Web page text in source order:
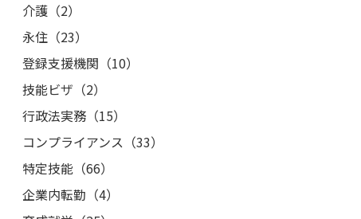
介護（2）
永住（23）
登録支援機関（10）
技能ビザ（2）
行政法実務（15）
コンプライアンス（33）
特定技能（66）
企業内転勤（4）